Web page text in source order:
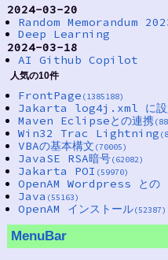
2024-03-20
Random Memorandum
Deep Learning
2024-03-18
AI Github Copilot
人気の10件
FrontPage (1385188)
Jakarta log4j.xml に設定
Maven Eclipseとの連携
Win32 Trac Lightning
VBAの基本構文 (70005)
JavaSE RSA暗号(62082)
Jakarta POI (59970)
OpenAM Wordpress との
Java (55163)
OpenAM インストール(52387)
MenuBar